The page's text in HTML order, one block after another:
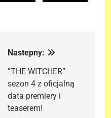
Nastepny:
”THE WITCHER”
sezon 4 z oficjalną
data premiery i
teaserem!